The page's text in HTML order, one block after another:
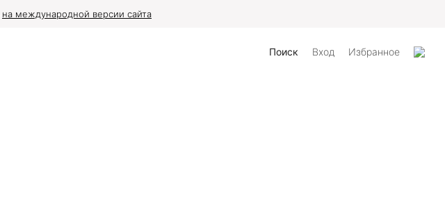
на международной версии сайта
Поиск Вход Избранное